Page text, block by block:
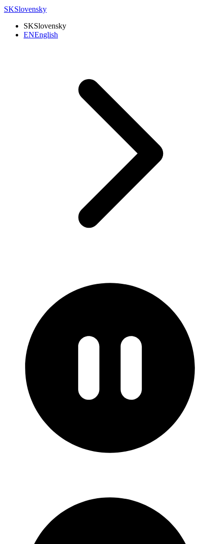
SKSlovensky
SKSlovensky
ENEnglish